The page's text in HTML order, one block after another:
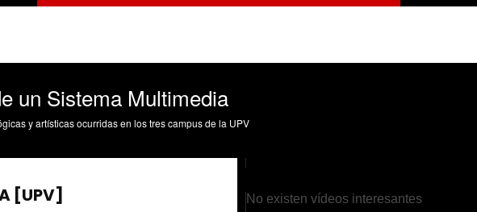
un Sistema Multimedia
y artísticas ocurridas en los tres campus de la UPV
No existen vídeos interesantes